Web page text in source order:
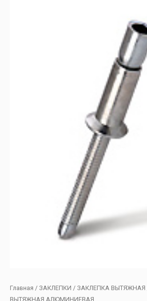
Главная / ЗАКЛЕПКИ / ЗАКЛЕПКА ВЫТЯЖНАЯ
ВЫТЯЖНАЯ АЛЮМИНИЕВАЯ